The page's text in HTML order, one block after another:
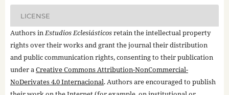
LICENSE
Authors inEstudios Eclesiásticosretain the intellectual property
rights over their works and grant the journal their distribution
and public communication rights, consenting to their publication
under aCreative Commons Attribution-NonCommercial-
NoDerivates 4.0 Internacional. Authors are encouraged to publish